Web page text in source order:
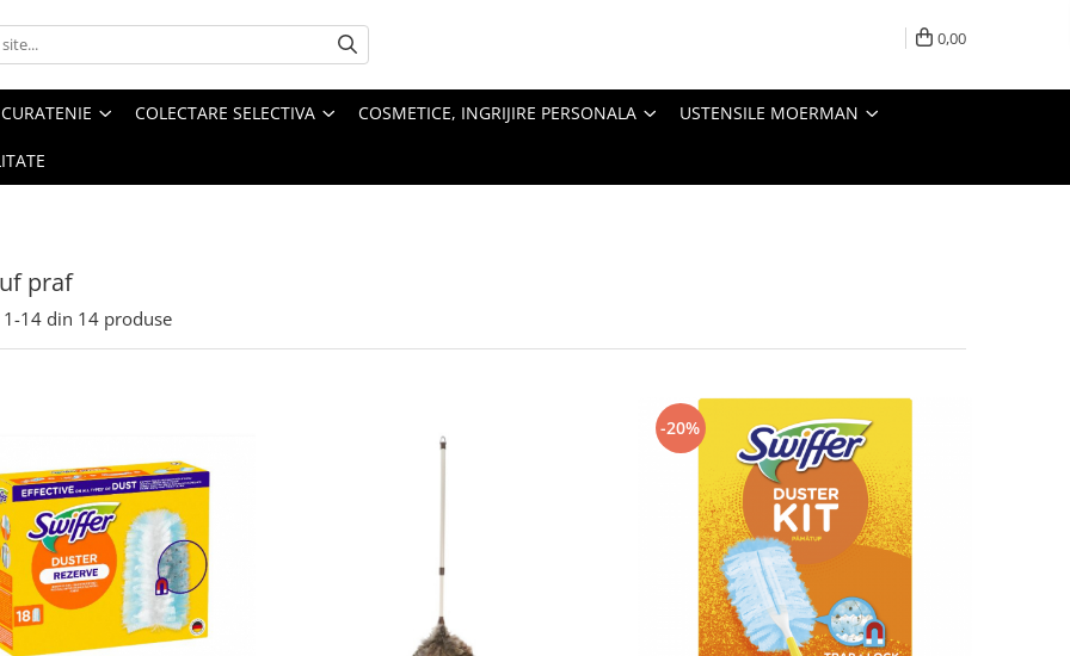
0,00
COLECTARE SELECTIVA COSMETICE, INGRIJIRE PERSONALA USTENSILE MOERMAN
praf
1-14 din 14 produse
-20%